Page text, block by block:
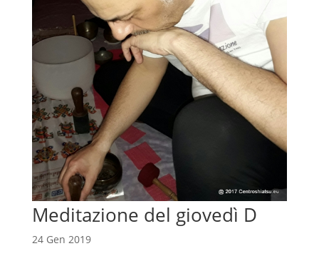
Meditazione del giovedì D
24 Gen 2019